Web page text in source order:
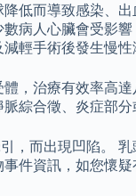
低而導致感染、
病人心臟會受影
輕手術後發生慢性
，治療有效率高
綜合徵、炎症部分
而出現凹陷。
件資訊，如您懷